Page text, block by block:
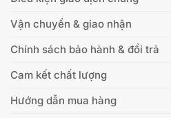
Vận chuyển & giao nhận
Chính sách bảo hành & đổi trả
Cam kết chất lượng
Hướng dẫn mua hàng